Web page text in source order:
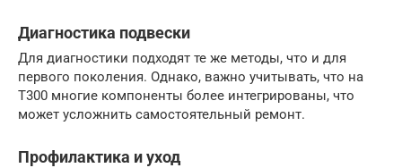
Диагностика подвески
Для диагностики подходят те же методы, что и для
первого поколения. Однако, важно учитывать, что на
T300 многие компоненты более интегрированы, что
может усложнить самостоятельный ремонт.
Профилактика и уход